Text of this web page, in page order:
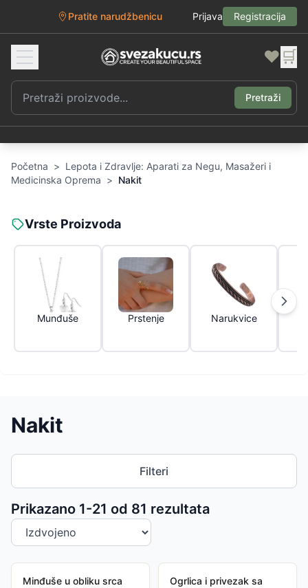
Pratite narudžbenicu Prijava Registracija
❤️ 🛒
Pretraži
Početna > Lepota i Zdravlje: Aparati za Negu, Masažeri i
Medicinska Oprema > Nakit
Vrste Proizvoda
Munđuše Prstenje Narukvice
Nakit
Filteri
Prikazano 1-21 od 81 rezultata
Sortiranje proizvoda
Minđuše u obliku srca
Ogrlica i privezak sa